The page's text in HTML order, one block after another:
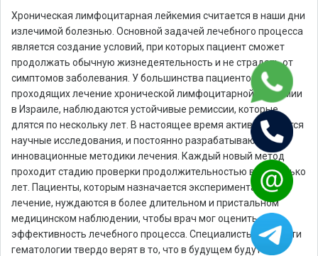
Хроническая лимфоцитарная лейкемия считается в наши дни
излечимой болезнью. Основной задачей лечебного процесса
является создание условий, при которых пациент сможет
продолжать обычную жизнедеятельность и не страдать от
симптомов заболевания. У большинства пациентов,
проходящих лечение хронической лимфоцитарной лейкемии
в Израиле, наблюдаются устойчивые ремиссии, которые
длятся по нескольку лет. В настоящее время активно ведутся
научные исследования, и постоянно разрабатываются
инновационные методики лечения. Каждый новый метод
проходит стадию проверки продолжительностью в несколько
лет. Пациенты, которым назначается экспериментальное
лечение, нуждаются в более длительном и пристальном
медицинском наблюдении, чтобы врач мог оценить
эффективность лечебного процесса. Специалисты в области
гематологии твердо верят в то, что в будущем будут